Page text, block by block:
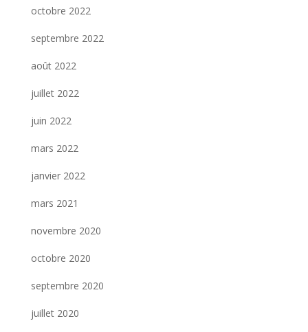
octobre 2022
septembre 2022
août 2022
juillet 2022
juin 2022
mars 2022
janvier 2022
mars 2021
novembre 2020
octobre 2020
septembre 2020
juillet 2020